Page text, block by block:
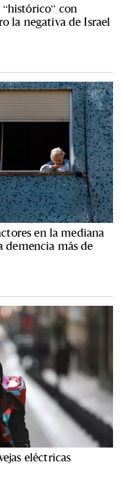
con
la negativa de Israel
en la mediana
demencia más de
eléctricas